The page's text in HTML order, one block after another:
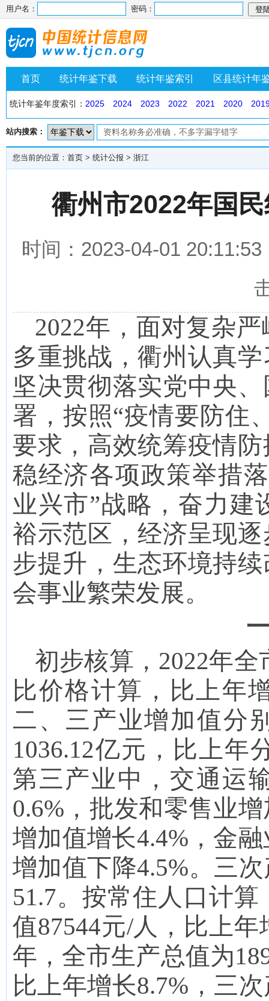
用户名： 密码：
首页 统计年鉴下载 统计年鉴索引 区县统计年
统计年鉴年度索引： 2025 2024 2023 2022 2021 2020
站内搜索：
您当前的位置： 首页 > 统计公报 > 浙江
衢州市2022年国
时间：2023-04-01
2022年 ，面对复杂
多重挑战，衢州 认真
坚决贯彻落实党中央
署， 按照“疫情要防住
要求， 高效统筹疫情
稳经济各项政策举措
业兴市”战略，奋力建
裕示范区，经济呈现
步提升，生态环境持续
会事业繁荣发展。
初步核算， 2022年全
比价格计算，比上年
二、三产业增加值分
1036.12亿元，比上年
第三产业中，交通运
0.6%，批发和零售业
增加值增长4.4%，金
增加值下降4.5%。三
51.7。按常住人口计算
值87544元/人，比上年
年，全市生产总值为
比上年增长8.7%，三